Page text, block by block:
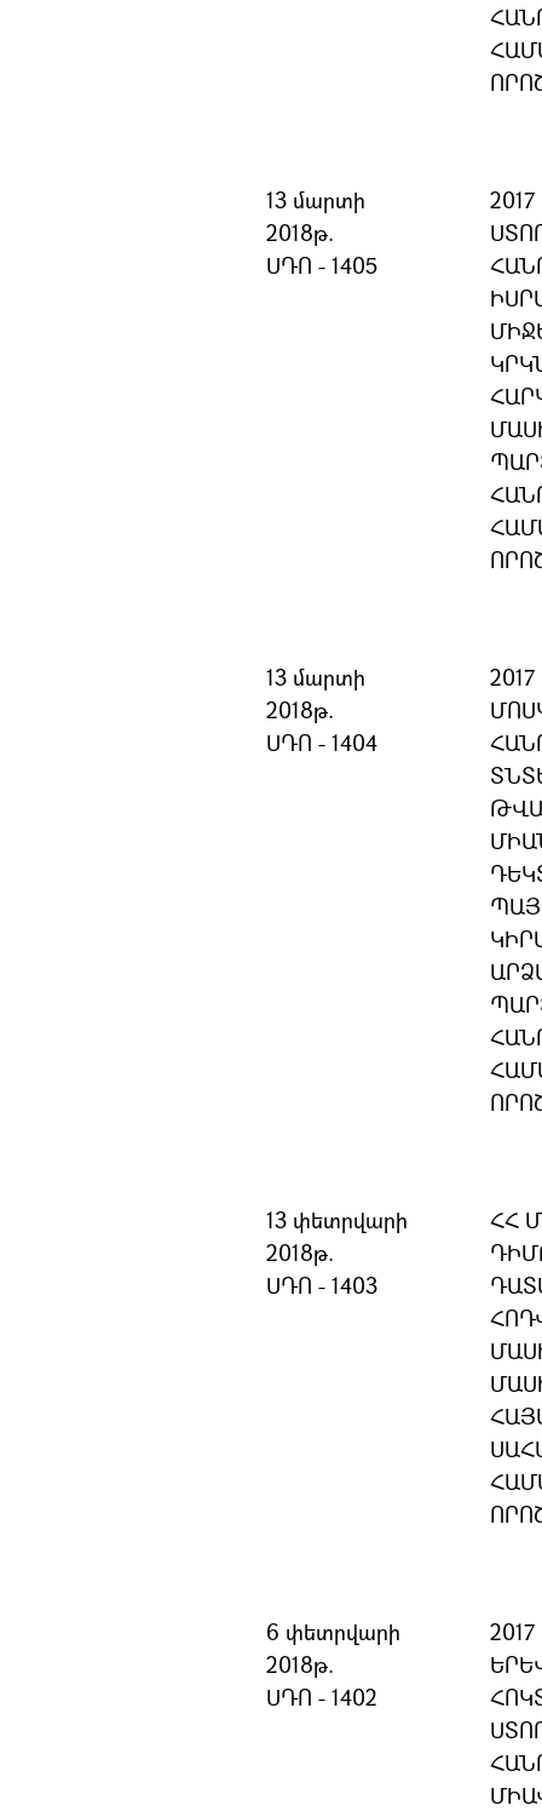
13 մարտի
2018թ.
ՍԴՈ - 1405
13 մարտի
2018թ.
ՍԴՈ - 1404
13 փետրվարի
2018թ.
ՍԴՈ - 1403
ՀՀ
6 փետրվարի
2018թ.
ՍԴՈ - 1402